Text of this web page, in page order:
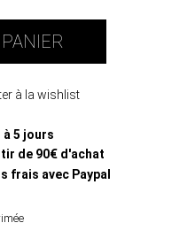
à la wishlist
à 5 jours
de 90€ d'achat
frais avec Paypal